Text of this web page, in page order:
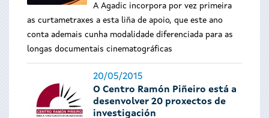
A Agadic incorpora por vez primeira
as curtametraxes a esta liña de apoio, que este ano
conta ademais cunha modalidade diferenciada para as
longas documentais cinematográficas
20/05/2015
O Centro Ramón Piñeiro está a
desenvolver 20 proxectos de
investigación